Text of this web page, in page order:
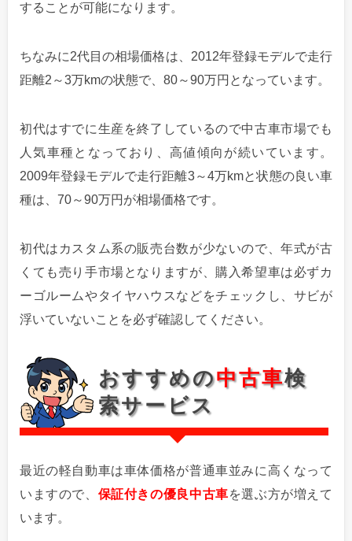
することが可能になります。
ちなみに2代目の相場価格は、2012年登録モデルで走行
距離2～3万kmの状態で、80～90万円となっています。
初代はすでに生産を終了しているので中古車市場でも
人気車種となっており、高値傾向が続いています。
2009年登録モデルで走行距離3～4万kmと状態の良い車
種は、70～90万円が相場価格です。
初代はカスタム系の販売台数が少ないので、年式が古
くても売り手市場となりますが、購入希望車は必ずカ
ーゴルームやタイヤハウスなどをチェックし、サビが
浮いていないことを必ず確認してください。
おすすめの中古車検
索サービス
最近の軽自動車は車体価格が普通車並みに高くなって
いますので、 保証付きの優良中古車を選ぶ方が増えて
います。